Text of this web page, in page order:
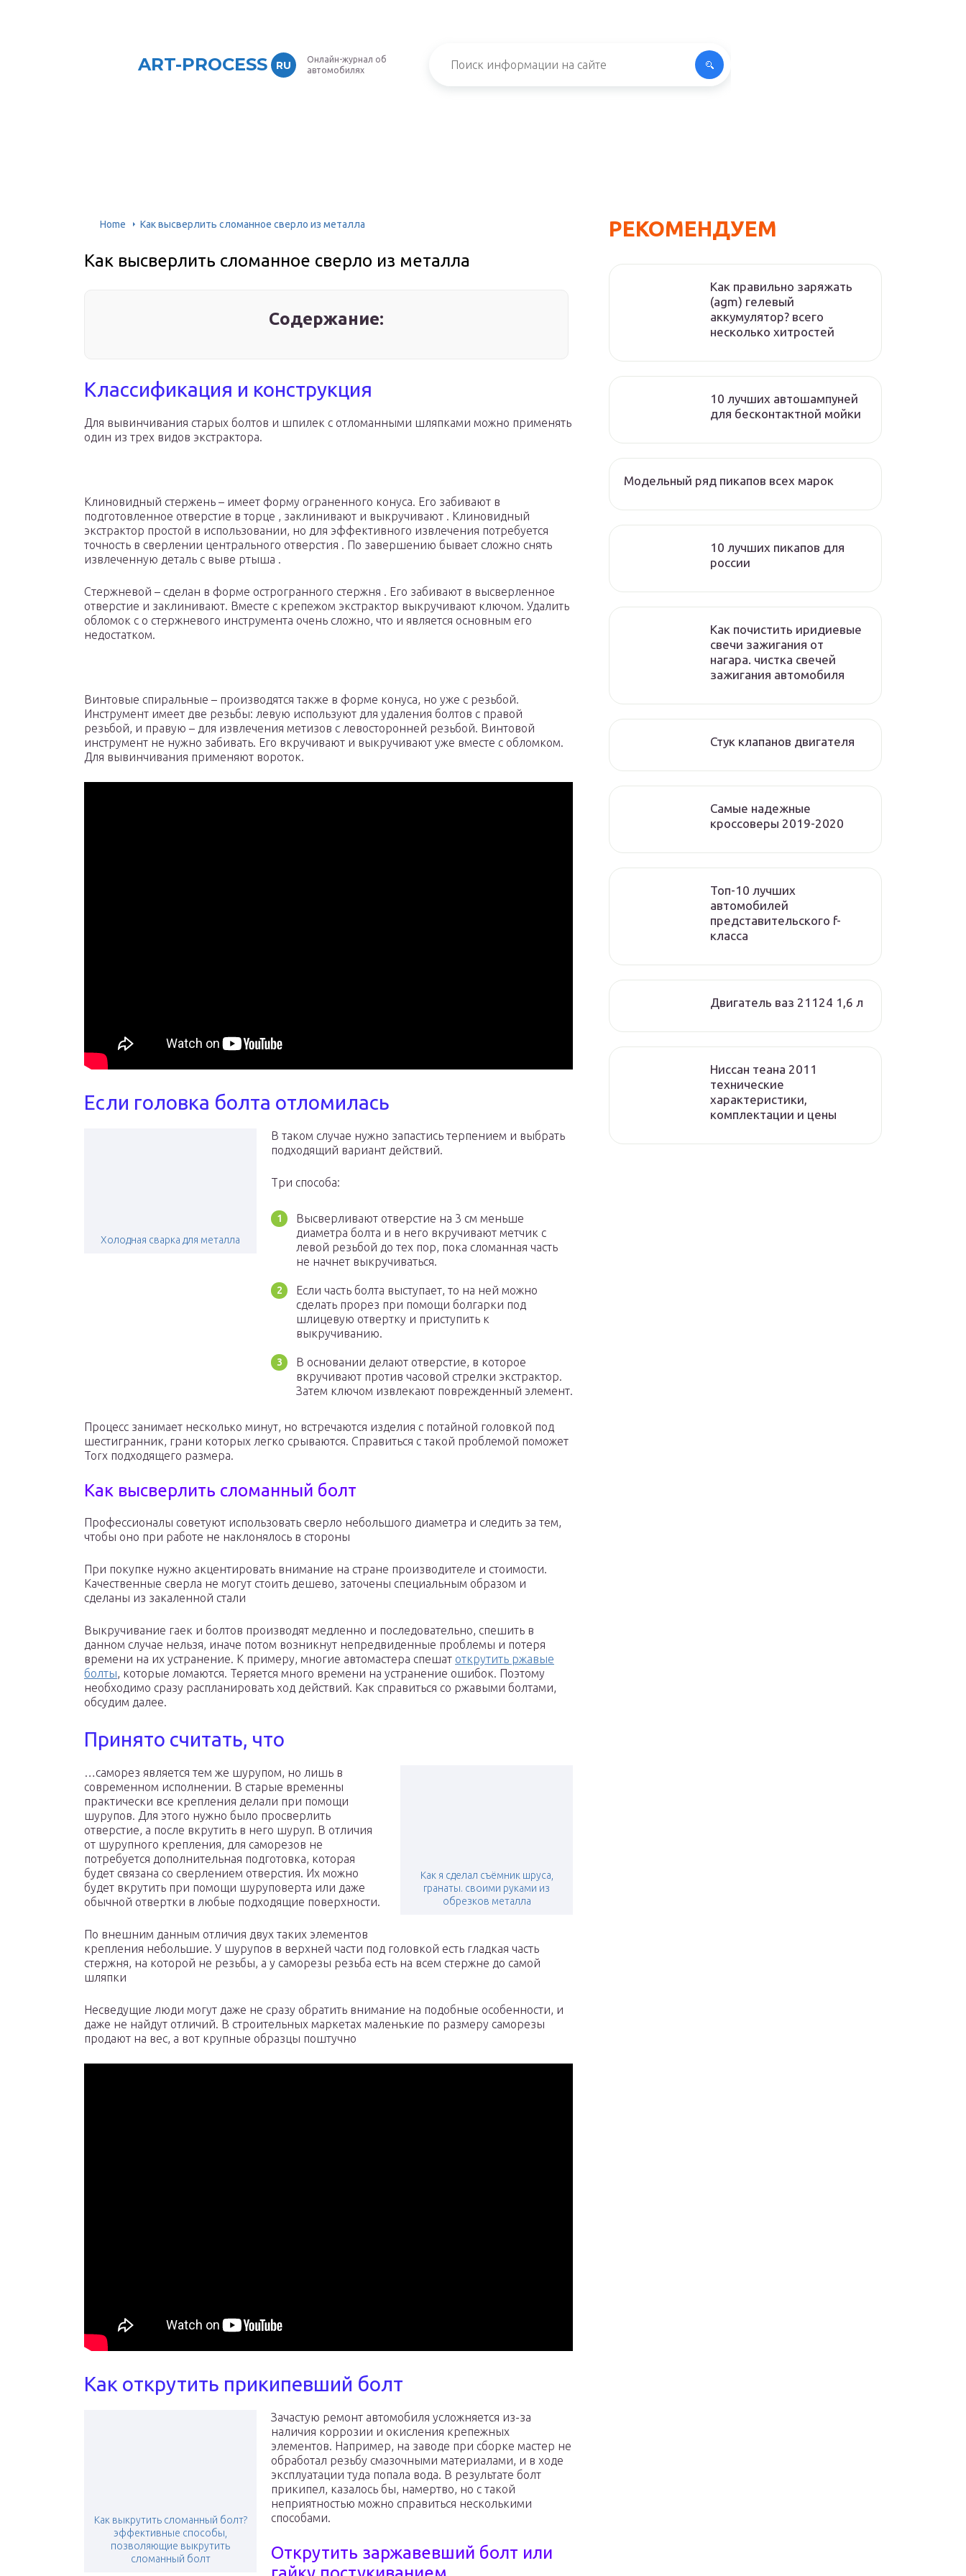
ART-PROCESS RU
Онлайн-журнал об
автомобилях
Home Как высверлить сломанное сверло из металла
Как высверлить сломанное сверло из металла
Содержание:
Классификация и конструкция
Для вывинчивания старых болтов и шпилек с отломанными шляпками можно применять
один из трех видов экстрактора.
Клиновидный стержень – имеет форму ограненного конуса. Его забивают в
подготовленное отверстие в торце , заклинивают и выкручивают . Клиновидный
экстрактор простой в использовании, но для эффективного извлечения потребуется
точность в сверлении центрального отверстия . По завершению бывает сложно снять
извлеченную деталь с выве ртыша .
Стержневой – сделан в форме острогранного стержня . Его забивают в высверленное
отверстие и заклинивают. Вместе с крепежом экстрактор выкручивают ключом. Удалить
обломок с о стержневого инструмента очень сложно, что и является основным его
недостатком.
Винтовые спиральные – производятся также в форме конуса, но уже с резьбой.
Инструмент имеет две резьбы: левую используют для удаления болтов с правой
резьбой, и правую – для извлечения метизов с левосторонней резьбой. Винтовой
инструмент не нужно забивать. Его вкручивают и выкручивают уже вместе с обломком.
Для вывинчивания применяют вороток.
Если головка болта отломилась
Холодная сварка для металла
В таком случае нужно запастись терпением и выбрать
подходящий вариант действий.
Три способа:
Высверливают отверстие на 3 см меньше
диаметра болта и в него вкручивают метчик с
левой резьбой до тех пор, пока сломанная часть
не начнет выкручиваться.
Если часть болта выступает, то на ней можно
сделать прорез при помощи болгарки под
шлицевую отвертку и приступить к
выкручиванию.
В основании делают отверстие, в которое
вкручивают против часовой стрелки экстрактор.
Затем ключом извлекают поврежденный элемент.
Процесс занимает несколько минут, но встречаются изделия с потайной головкой под
шестигранник, грани которых легко срываются. Справиться с такой проблемой поможет
Torx подходящего размера.
Как высверлить сломанный болт
Профессионалы советуют использовать сверло небольшого диаметра и следить за тем,
чтобы оно при работе не наклонялось в стороны
При покупке нужно акцентировать внимание на стране производителе и стоимости.
Качественные сверла не могут стоить дешево, заточены специальным образом и
сделаны из закаленной стали
Выкручивание гаек и болтов производят медленно и последовательно, спешить в
данном случае нельзя, иначе потом возникнут непредвиденные проблемы и потеря
времени на их устранение. К примеру, многие автомастера спешат открутить ржавые
болты, которые ломаются. Теряется много времени на устранение ошибок. Поэтому
необходимо сразу распланировать ход действий. Как справиться со ржавыми болтами,
обсудим далее.
Принято считать, что
Как я сделал съёмник шруса,
гранаты. своими руками из
обрезков металла
…саморез является тем же шурупом, но лишь в
современном исполнении. В старые временны
практически все крепления делали при помощи
шурупов. Для этого нужно было просверлить
отверстие, а после вкрутить в него шуруп. В отличия
от шурупного крепления, для саморезов не
потребуется дополнительная подготовка, которая
будет связана со сверлением отверстия. Их можно
будет вкрутить при помощи шуруповерта или даже
обычной отвертки в любые подходящие поверхности.
По внешним данным отличия двух таких элементов
крепления небольшие. У шурупов в верхней части под головкой есть гладкая часть
стержня, на которой не резьбы, а у саморезы резьба есть на всем стержне до самой
шляпки
Несведущие люди могут даже не сразу обратить внимание на подобные особенности, и
даже не найдут отличий. В строительных маркетах маленькие по размеру саморезы
продают на вес, а вот крупные образцы поштучно
Как открутить прикипевший болт
Как выкрутить сломанный болт?
эффективные способы,
позволяющие выкрутить
сломанный болт
Зачастую ремонт автомобиля усложняется из-за
наличия коррозии и окисления крепежных
элементов. Например, на заводе при сборке мастер не
обработал резьбу смазочными материалами, и в ходе
эксплуатации туда попала вода. В результате болт
прикипел, казалось бы, намертво, но с такой
неприятностью можно справиться несколькими
способами.
Открутить заржавевший болт или
РЕКОМЕНДУЕМ
Как правильно заряжать
(agm) гелевый
аккумулятор? всего
несколько хитростей
10 лучших автошампуней
для бесконтактной мойки
Модельный ряд пикапов всех марок
10 лучших пикапов для
россии
Как почистить иридиевые
свечи зажигания от
нагара. чистка свечей
зажигания автомобиля
Стук клапанов двигателя
Самые надежные
кроссоверы 2019-2020
Топ-10 лучших
автомобилей
представительского f-
класса
Двигатель ваз 21124 1,6 л
Ниссан теана 2011
технические
характеристики,
комплектации и цены